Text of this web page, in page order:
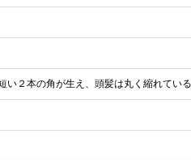
２本の角が生え、頭髪は丸く縮れている